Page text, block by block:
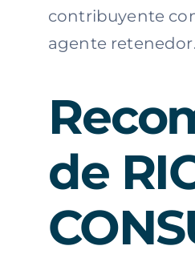
contribuyente
agente retenedor.
de